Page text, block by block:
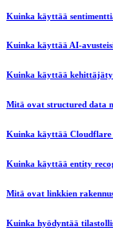
Kuinka käyttää
Kuinka käyttää AI-
Kuinka käyttää
Mitä ovat structured data
Kuinka käyttää Cloudflare
Kuinka käyttää entity
Mitä ovat linkkien
Kuinka hyödyntää